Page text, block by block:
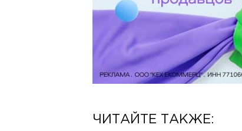
ЧИТАЙТЕ ТАКЖЕ: